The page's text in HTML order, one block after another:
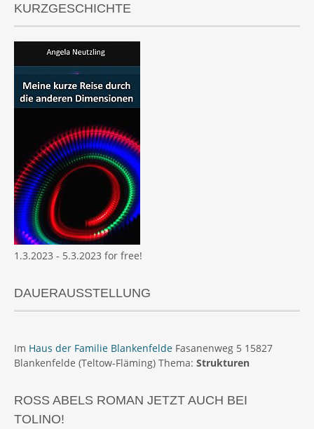
KURZGESCHICHTE
1.3.2023 - 5.3.2023 for free!
DAUERAUSSTELLUNG
Im Haus der Familie Blankenfelde Fasanenweg 5 15827
Blankenfelde (Teltow-Fläming) Thema: Strukturen
ROSS ABELS ROMAN JETZT AUCH BEI
TOLINO!